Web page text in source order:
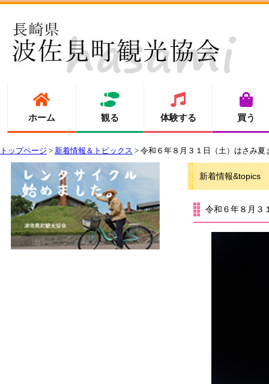
ホーム 観る 体験する 買う
トップページ > 新着情報＆トピックス > 令和６年８月３１日（土）はさみ
新着情報&topics
令和６年８月３